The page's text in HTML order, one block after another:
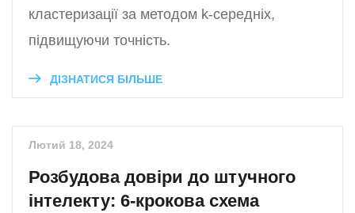
кластеризації за методом k-середніх,
підвищуючи точність.
ДІЗНАТИСЯ БІЛЬШЕ
Лютий 18, 2024
Розбудова довіри до штучного
інтелекту: 6-крокова схема